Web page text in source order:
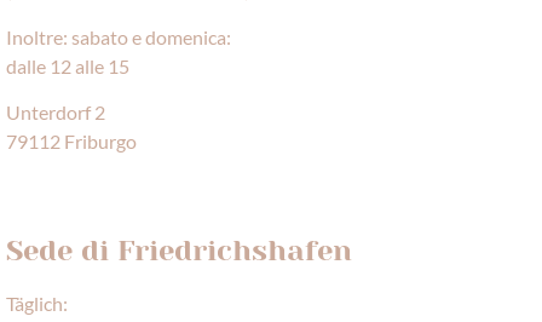
Inoltre: sabato e domenica:
dalle 12 alle 15
Unterdorf 2
79112 Friburgo
Sede di Friedrichshafen
Täglich: